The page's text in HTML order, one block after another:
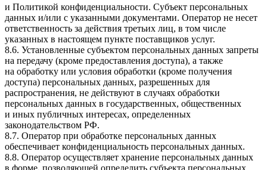
и Политикой конфиденциальности. Субъект персональных
данных и/или с указанными документами. Оператор не несет
ответственность за действия третьих лиц, в том числе
указанных в настоящем пункте поставщиков услуг.
8.6. Установленные субъектом персональных данных запреты
на передачу (кроме предоставления доступа), а также
на обработку или условия обработки (кроме получения
доступа) персональных данных, разрешенных для
распространения, не действуют в случаях обработки
персональных данных в государственных, общественных
и иных публичных интересах, определенных
законодательством РФ.
8.7. Оператор при обработке персональных данных
обеспечивает конфиденциальность персональных данных.
8.8. Оператор осуществляет хранение персональных данных